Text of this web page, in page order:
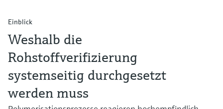
Einblick
Weshalb die
Rohstoffverifizierung
systemseitig durchgesetzt
werden muss